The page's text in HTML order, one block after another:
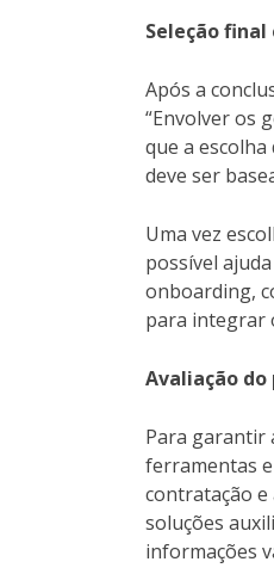
Seleção
Após a
“Envolver os
que a escolha
deve ser
Uma vez
possível
onboarding,
para integrar
Avaliação
Para garantir
ferramentas
contratação e
soluções
informações